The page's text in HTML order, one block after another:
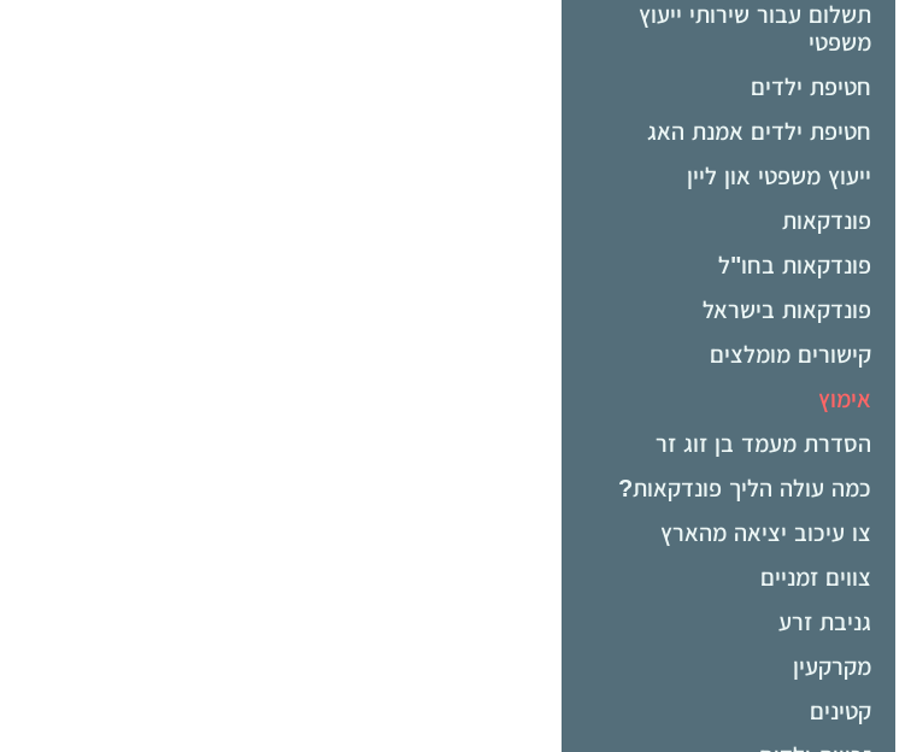
תשלום עבור שירותי ייעוץ
משפטי
חטיפת ילדים
חטיפת ילדים אמנת האג
ייעוץ משפטי און ליין
פונדקאות
פונדקאות בחו"ל
פונדקאות בישראל
קישורים מומלצים
אימוץ
הסדרת מעמד בן זוג זר
כמה עולה הליך פונדקאות?
צו עיכוב יציאה מהארץ
צווים זמניים
גניבת זרע
מקרקעין
קטינים